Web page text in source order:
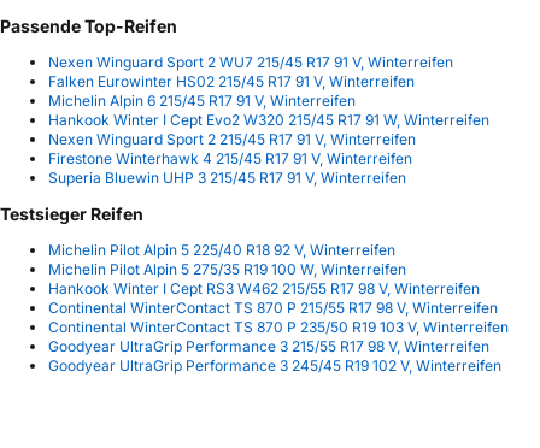
Passende Top-Reifen
Nexen Winguard Sport 2 WU7 215/45 R17 91 V, Winterreifen
Falken Eurowinter HS02 215/45 R17 91 V, Winterreifen
Michelin Alpin 6 215/45 R17 91 V, Winterreifen
Hankook Winter I Cept Evo2 W320 215/45 R17 91 W, Winterreifen
Nexen Winguard Sport 2 215/45 R17 91 V, Winterreifen
Firestone Winterhawk 4 215/45 R17 91 V, Winterreifen
Superia Bluewin UHP 3 215/45 R17 91 V, Winterreifen
Testsieger Reifen
Michelin Pilot Alpin 5 225/40 R18 92 V, Winterreifen
Michelin Pilot Alpin 5 275/35 R19 100 W, Winterreifen
Hankook Winter I Cept RS3 W462 215/55 R17 98 V, Winterreifen
Continental WinterContact TS 870 P 215/55 R17 98 V, Winterreifen
Continental WinterContact TS 870 P 235/50 R19 103 V, Winterreifen
Goodyear UltraGrip Performance 3 215/55 R17 98 V, Winterreifen
Goodyear UltraGrip Performance 3 245/45 R19 102 V, Winterreifen